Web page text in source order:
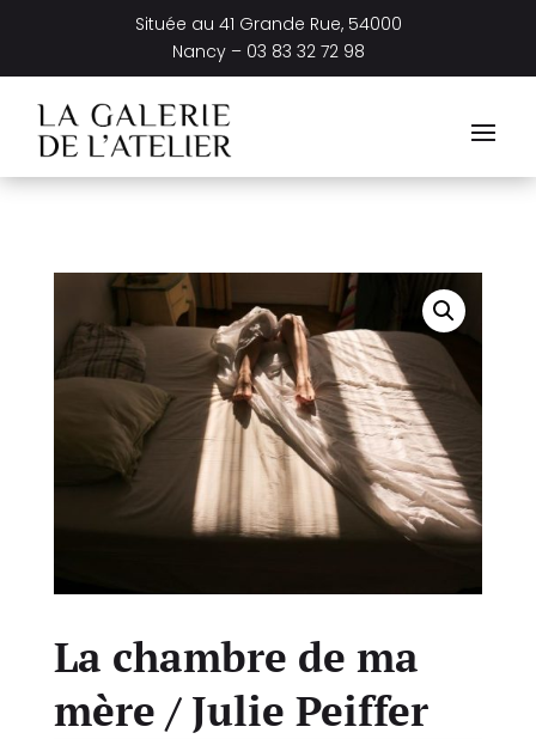
Située au 41 Grande Rue, 54000
Nancy – 03 83 32 72 98
La chambre de ma
mère / Julie Peiffer